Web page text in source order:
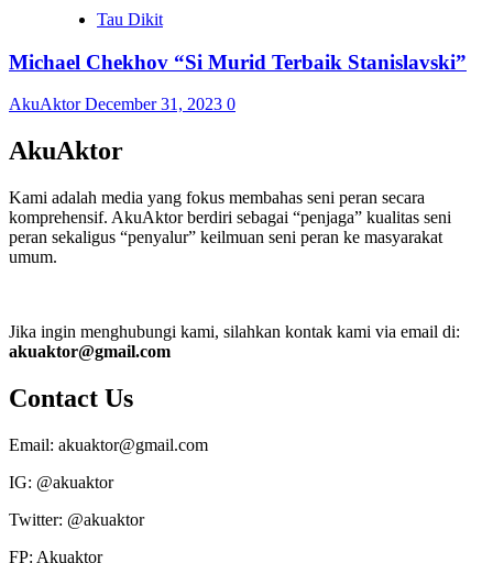
Tau Dikit
Michael Chekhov “Si Murid Terbaik Stanislavski”
AkuAktorDecember 31, 2023 0
AkuAktor
Kami adalah media yang fokus membahas seni peran secara
komprehensif. AkuAktor berdiri sebagai “penjaga” kualitas seni
peran sekaligus “penyalur” keilmuan seni peran ke masyarakat
umum.
Jika ingin menghubungi kami, silahkan kontak kami via email di:
akuaktor@gmail.com
Contact Us
Email: akuaktor@gmail.com
IG: @akuaktor
Twitter: @akuaktor
FP: Akuaktor